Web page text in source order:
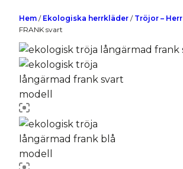
Hem / Ekologiska herrkläder / Tröjor – Herr
FRANK svart